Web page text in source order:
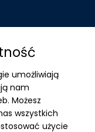
umożliwiają
nam
Możesz
wszystkich
użycie